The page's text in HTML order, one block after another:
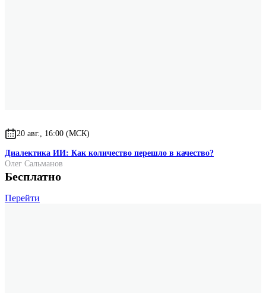
20 авг., 16:00 (МСК)
Диалектика ИИ: Как количество перешло в качество?
Олег Сальманов
Бесплатно
Перейти